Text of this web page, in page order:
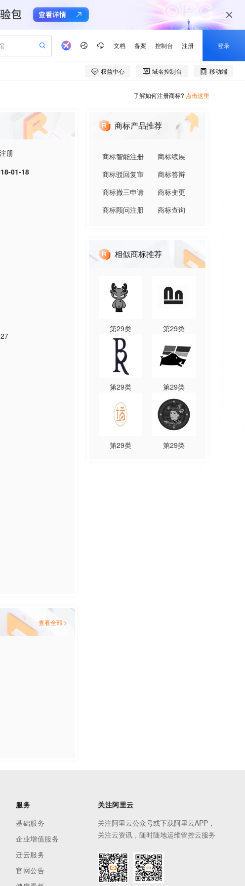
了解如何注册商标? 点击这里
册
01-18
查看全部 >
商标产品推荐
商标智能注册
商标续展
商标驳回复审
商标答辩
商标撤三申请
商标变更
商标顾问注册
商标查询
相似商标推荐
第29类 第29类
第29类 第29类
第29类 第29类